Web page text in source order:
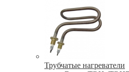
Трубчатые нагреватели